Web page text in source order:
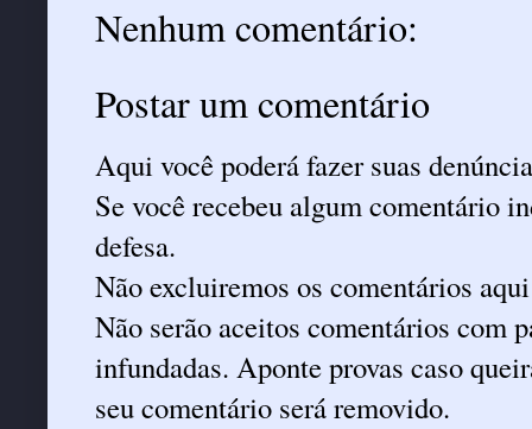
Nenhum comentário:
Postar um comentário
Aqui você poderá fazer suas
Se você recebeu algum comentário
defesa.
Não excluiremos os comentários
Não serão aceitos comentários com
infundadas. Aponte provas caso
seu comentário será removido.